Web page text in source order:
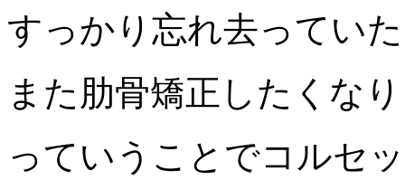
すっかり忘れ去ってい
また肋骨矯正したくな
っていうことでコルセ